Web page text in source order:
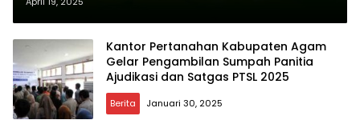
Agam
Kantor Pertanahan Kabupaten Agam
Gelar Pengambilan Sumpah Panitia
Ajudikasi dan Satgas PTSL 2025
Berita Januari 30, 2025